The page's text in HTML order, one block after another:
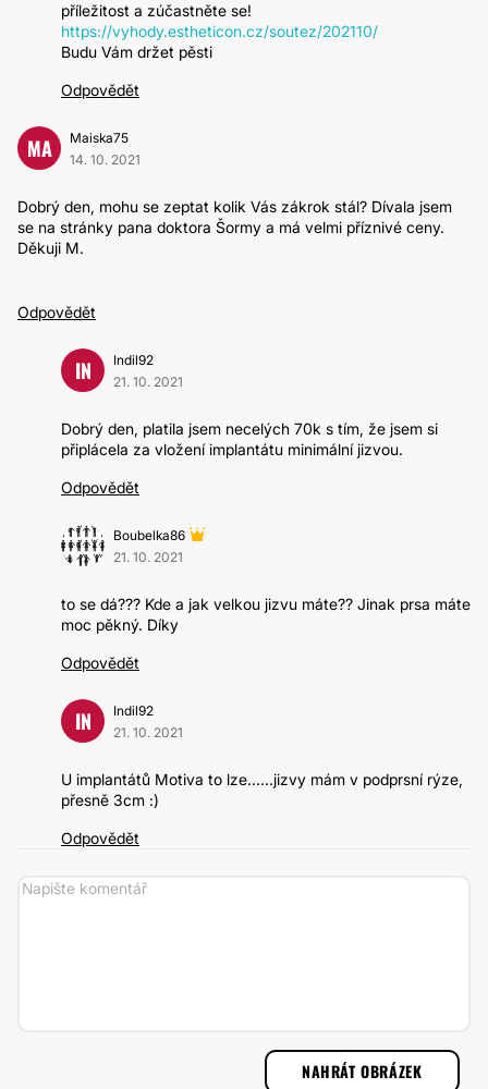
příležitost a zúčastněte se!
https://vyhody.estheticon.cz/soutez/202110/
Budu Vám držet pěsti
Odpovědět
MA
Maiska75
14. 10. 2021
Dobrý den, mohu se zeptat kolik Vás zákrok stál? Dívala jsem
se na stránky pana doktora Šormy a má velmi příznivé ceny.
Děkuji M.
Odpovědět
IN
Indil92
21. 10. 2021
Dobrý den, platila jsem necelých 70k s tím, že jsem si
připlácela za vložení implantátu minimální jizvou.
Odpovědět
Boubelka86
21. 10. 2021
to se dá??? Kde a jak velkou jizvu máte?? Jinak prsa máte
moc pěkný. Díky
Odpovědět
IN
Indil92
21. 10. 2021
U implantátů Motiva to lze......jizvy mám v podprsní rýze,
přesně 3cm :)
Odpovědět
NAHRÁT OBRÁZEK